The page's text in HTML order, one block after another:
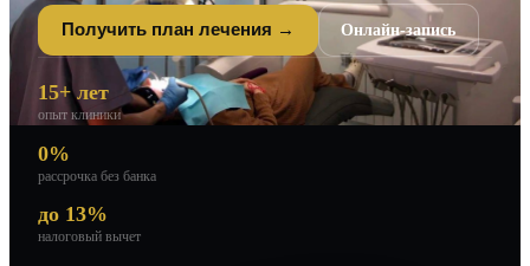
Получить план лечения → Онлайн-запись
15+ лет
опыт клиники
0%
рассрочка без банка
до 13%
налоговый вычет